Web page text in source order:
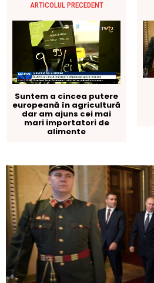
ARTICOLUL PRECEDENT
Suntem a cincea putere
europeană în agricultură
dar am ajuns cei mai
mari importatori de
alimente